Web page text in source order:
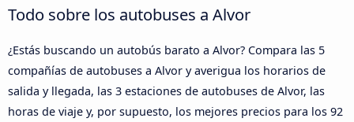
Todo sobre los autobuses a Alvor
¿Estás buscando un autobús barato a Alvor? Compara las 5
compañías de autobuses a Alvor y averigua los horarios de
salida y llegada, las 3 estaciones de autobuses de Alvor, las
horas de viaje y, por supuesto, los mejores precios para los 92